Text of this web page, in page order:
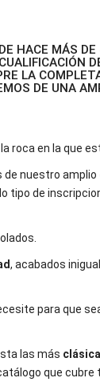
HACE MÁS
LA
DE UNA
roca en la que
de nuestro amplio
tipo de
, acabados
para que
las más
que cubre